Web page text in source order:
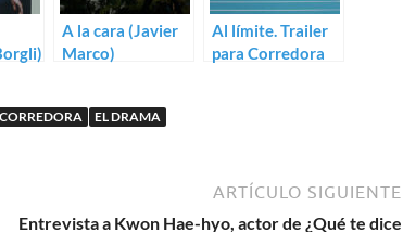
A la cara (Javier
Marco)
Al límite. Trailer
para Corredora
CORREDORA EL DRAMA
ARTÍCULO SIGUIENTE
Entrevista a Kwon Hae-hyo, actor de ¿Qué te dice